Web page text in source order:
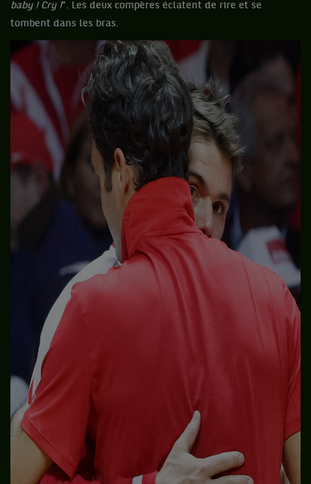
baby ! Cry !". Les deux compères éclatent de rire et se
tombent dans les bras.